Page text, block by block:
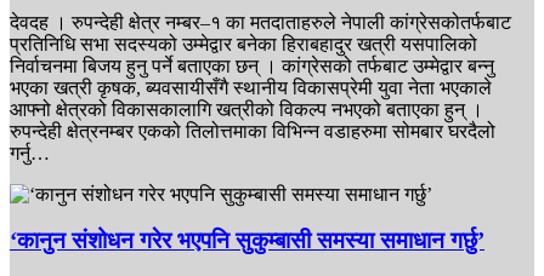
देवदह । रुपन्देही क्षेत्र नम्बर–१ का मतदाताहरुले नेपाली कांग्रेसकोतर्फबाट
प्रतिनिधि सभा सदस्यको उम्मेद्वार बनेका हिराबहादुर खत्री यसपालिको
निर्वाचनमा बिजय हुनु पर्ने बताएका छन् । कांग्रेसको तर्फबाट उम्मेद्वार बन्नु
भएका खत्री कृषक, ब्यवसायीसँगै स्थानीय विकासप्रेमी युवा नेता भएकाले
आफ्नो क्षेत्रको विकासकालागि खत्रीको विकल्प नभएको बताएका हुन् ।
रुपन्देही क्षेत्रनम्बर एकको तिलोत्तमाका विभिन्न वडाहरुमा सोमबार घरदैलो
गर्नु…
‘कानुन संशोधन गरेर भएपनि सुकुम्बासी समस्या समाधान गर्छु’